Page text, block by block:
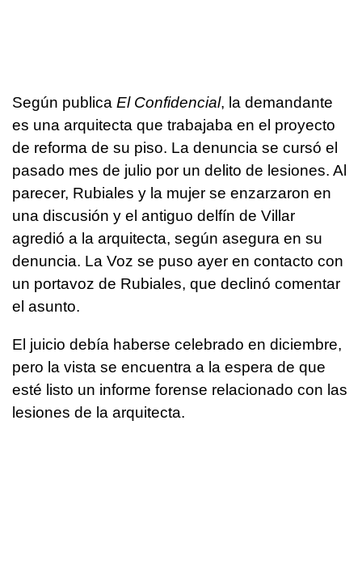
Según publica El Confidencial, la demandante
es una arquitecta que trabajaba en el proyecto
de reforma de su piso. La denuncia se cursó el
pasado mes de julio por un delito de lesiones. Al
parecer, Rubiales y la mujer se enzarzaron en
una discusión y el antiguo delfín de Villar
agredió a la arquitecta, según asegura en su
denuncia. La Voz se puso ayer en contacto con
un portavoz de Rubiales, que declinó comentar
el asunto.
El juicio debía haberse celebrado en diciembre,
pero la vista se encuentra a la espera de que
esté listo un informe forense relacionado con las
lesiones de la arquitecta.